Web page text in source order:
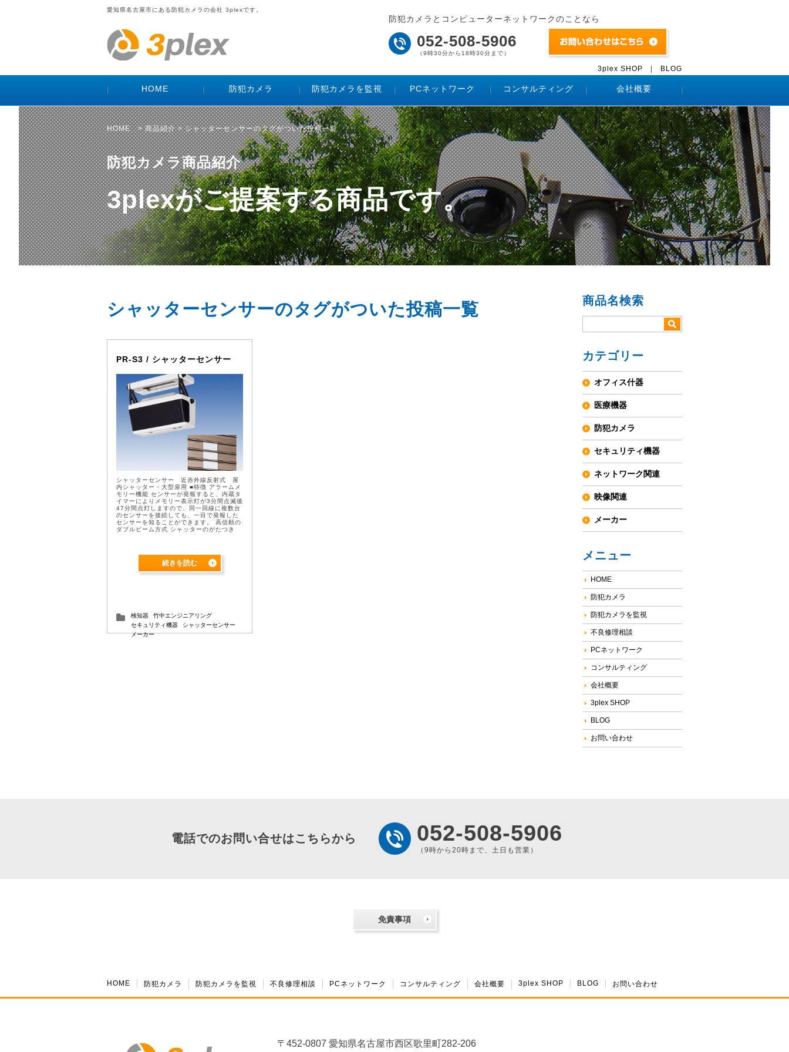
愛知県名古屋市にある防犯カメラの会社 3plexです。
防犯カメラとコンピューターネットワークのことなら
052-508-5906
（9時30分から18時30分まで）
3plex SHOP BLOG
HOME 防犯カメラ 防犯カメラを監視 PCネットワーク コンサルティング 会社概要
HOME>商品紹介> シャッターセンサーのタグがついた投稿一覧
防犯カメラ商品紹介
3plexがご提案する商品です。
商品名検索
カテゴリー
オフィス什器
医療機器
防犯カメラ
セキュリティ機器
ネットワーク関連
映像関連
メーカー
メニュー
HOME
防犯カメラ
防犯カメラを監視
不良修理相談
PCネットワーク
コンサルティング
会社概要
3plex SHOP
BLOG
お問い合わせ
シャッターセンサーのタグがついた投稿一覧
PR-S3 / シャッターセンサー
シャッターセンサー 近赤外線反射式 屋
内シャッター・大型扉用 ■特徴 アラームメ
モリー機能 センサーが発報すると、内蔵タ
イマーによりメモリー表示灯が3分間点滅後
47分間点灯しますので、同一回線に複数台
のセンサーを接続しても、一目で発報した
センサーを知ることができます。 高信頼の
ダブルビーム方式 シャッターのがたつき
続きを読む
検知器
竹中エンジニアリング
セキュリティ機器
シャッターセンサー
メーカー
電話でのお問い合せはこちらから 052-508-5906
（9時から20時まで、土日も営業）
免責事項
HOME 防犯カメラ 防犯カメラを監視 不良修理相談 PCネットワーク コンサルティング 会社概要 3plex SHOP BLOG お問い合わせ
〒452-0807 愛知県名古屋市西区歌里町282-206